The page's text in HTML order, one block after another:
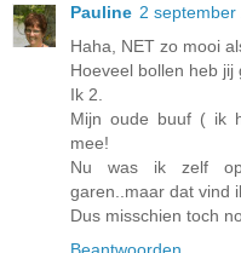
Pauline 2
Haha, NET zo mooi
Hoeveel bollen heb jij
Ik 2.
Mijn oude buuf ( ik
mee!
Nu was ik zelf
garen..maar dat vind
Dus misschien toch
Beantwoorden